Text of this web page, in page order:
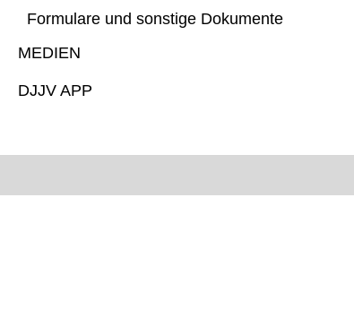
Formulare und sonstige Dokumente
MEDIEN
DJJV APP